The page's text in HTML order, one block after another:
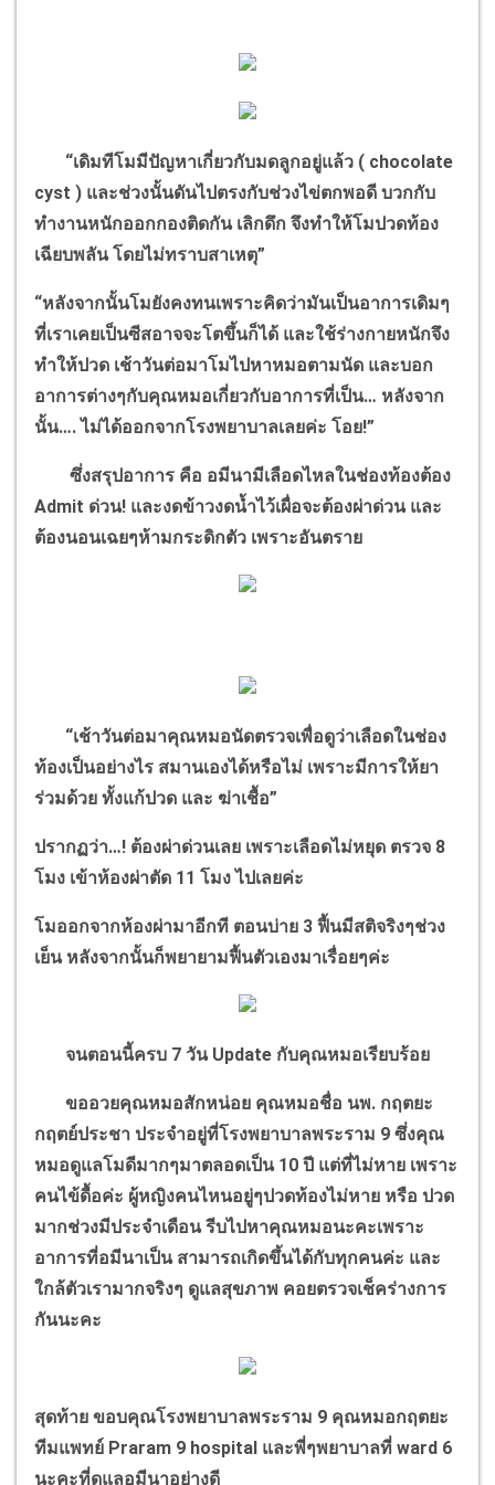
“เดิมทีโมมีปัญหาเกี่ยวกับมดลูกอยู่แล้ว ( chocolate
cyst ) และช่วงนั้นดันไปตรงกับช่วงไข่ตกพอดี บวกกับ
ทำงานหนักออกกองติดกัน เลิกดึก จึงทำให้โมปวดท้อง
เฉียบพลันโดยไม่ทราบสาเหตุ”
“หลังจากนั้นโมยังคงทนเพราะคิดว่ามันเป็นอาการเดิมๆ
ที่เราเคยเป็นซีสอาจจะโตขึ้นก็ได้ และใช้ร่างกายหนักจึง
ทำให้ปวด เช้าวันต่อมาโมไปหาหมอตามนัด และบอก
อาการต่างๆกับคุณหมอเกี่ยวกับอาการที่เป็น… หลังจาก
นั้น….ไม่ได้ออกจากโรงพยาบาลเลยค่ะ โอย!”
ซึ่งสรุปอาการ คือ อมีนามีเลือดไหลในช่องท้องต้อง
Admit ด่วน! และงดข้าวงดน้ำไว้เผื่อจะต้องผ่าด่วน และ
ต้องนอนเฉยๆห้ามกระดิกตัว เพราะอันตราย
“เช้าวันต่อมาคุณหมอนัดตรวจเพื่อดูว่าเลือดในช่อง
ท้องเป็นอย่างไร สมานเองได้หรือไม่ เพราะมีการให้ยา
ร่วมด้วย ทั้งแก้ปวด และ ฆ่าเชื้อ”
ปรากฏว่า…! ต้องผ่าด่วนเลย เพราะเลือดไม่หยุด ตรวจ 8
โมง เข้าห้องผ่าตัด 11 โมงไปเลยค่ะ
โมออกจากห้องผ่ามาอีกที ตอนบ่าย 3 ฟื้นมีสติจริงๆช่วง
เย็น หลังจากนั้นก็พยายามฟื้นตัวเองมาเรื่อยๆค่ะ
จนตอนนี้ครบ 7 วัน Update กับคุณหมอเรียบร้อย
ขออวยคุณหมอสักหน่อย คุณหมอชื่อ นพ. กฤตยะ
กฤตย์ประชา ประจำอยู่ที่โรงพยาบาลพระราม 9 ซึ่งคุณ
หมอดูแลโมดีมากๆมาตลอดเป็น 10 ปี แต่ที่ไม่หาย เพราะ
คนไข้ดื้อค่ะ ผู้หญิงคนไหนอยู่ๆปวดท้องไม่หาย หรือ ปวด
มากช่วงมีประจำเดือน รีบไปหาคุณหมอนะคะเพราะ
อาการที่อมีนาเป็น สามารถเกิดขึ้นได้กับทุกคนค่ะ และ
ใกล้ตัวเรามากจริงๆ ดูแลสุขภาพ คอยตรวจเช็คร่างการ
กันนะคะ
สุดท้าย ขอบคุณโรงพยาบาลพระราม 9 คุณหมอกฤตยะ
ทีมแพทย์ Praram 9 hospital และพี่ๆพยาบาลที่ ward 6
นะคะที่ดูแลอมีนาอย่างดี